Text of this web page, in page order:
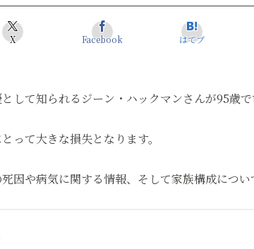
X Facebook はてブ
して知られるジーン・ハックマンさんが95歳で
って大きな損失となります。
因や病気に関する情報、そして家族構成につい